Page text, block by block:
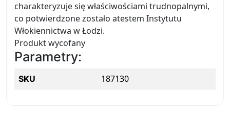
charakteryzuje się właściwościami trudnopalnymi,
co potwierdzone zostało atestem Instytutu
Włokiennictwa w Łodzi.
Produkt wycofany
Parametry:
SKU 187130